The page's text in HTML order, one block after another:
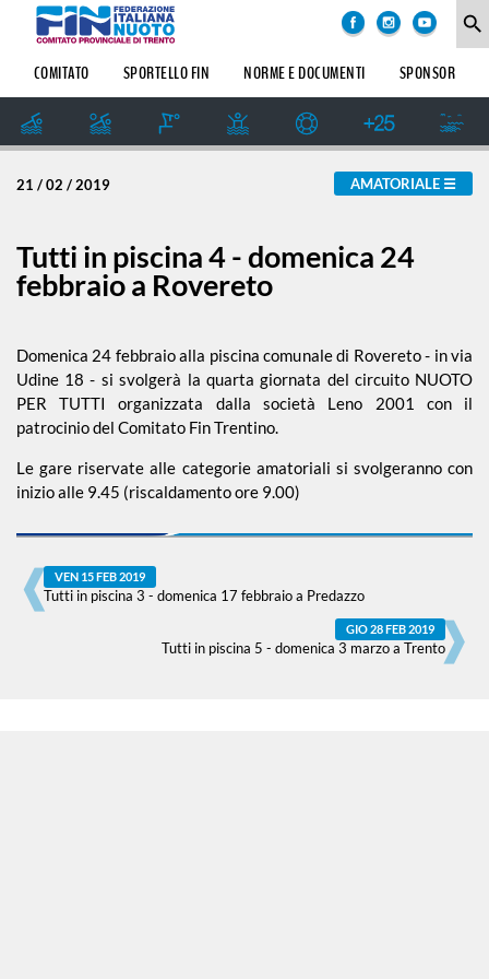
COMITATO SPORTELLO FIN NORME E DOCUMENTI SPONSOR
search
AMATORIALE
21 / 02 / 2019
Tutti in piscina 4 - domenica 24
febbraio a Rovereto
Domenica 24 febbraio alla piscina comunale di Rovereto - in via
Udine 18 - si svolgerà la quarta giornata del circuito NUOTO
PER TUTTI organizzata dalla società Leno 2001 con il
patrocinio del Comitato Fin Trentino.
Le gare riservate alle categorie amatoriali si svolgeranno con
inizio alle 9.45 (riscaldamento ore 9.00)
VEN 15 FEB 2019
Tutti in piscina 3 - domenica 17 febbraio a Predazzo
GIO 28 FEB 2019
Tutti in piscina 5 - domenica 3 marzo a Trento
degli
argomenti
notizie:
Amatoriale
Dalle Società
Formazione
News
Pallanuoto
COMITATO
SETTORE
IMPIANTI
SPORTIVI
SPORTIVO
STORIA